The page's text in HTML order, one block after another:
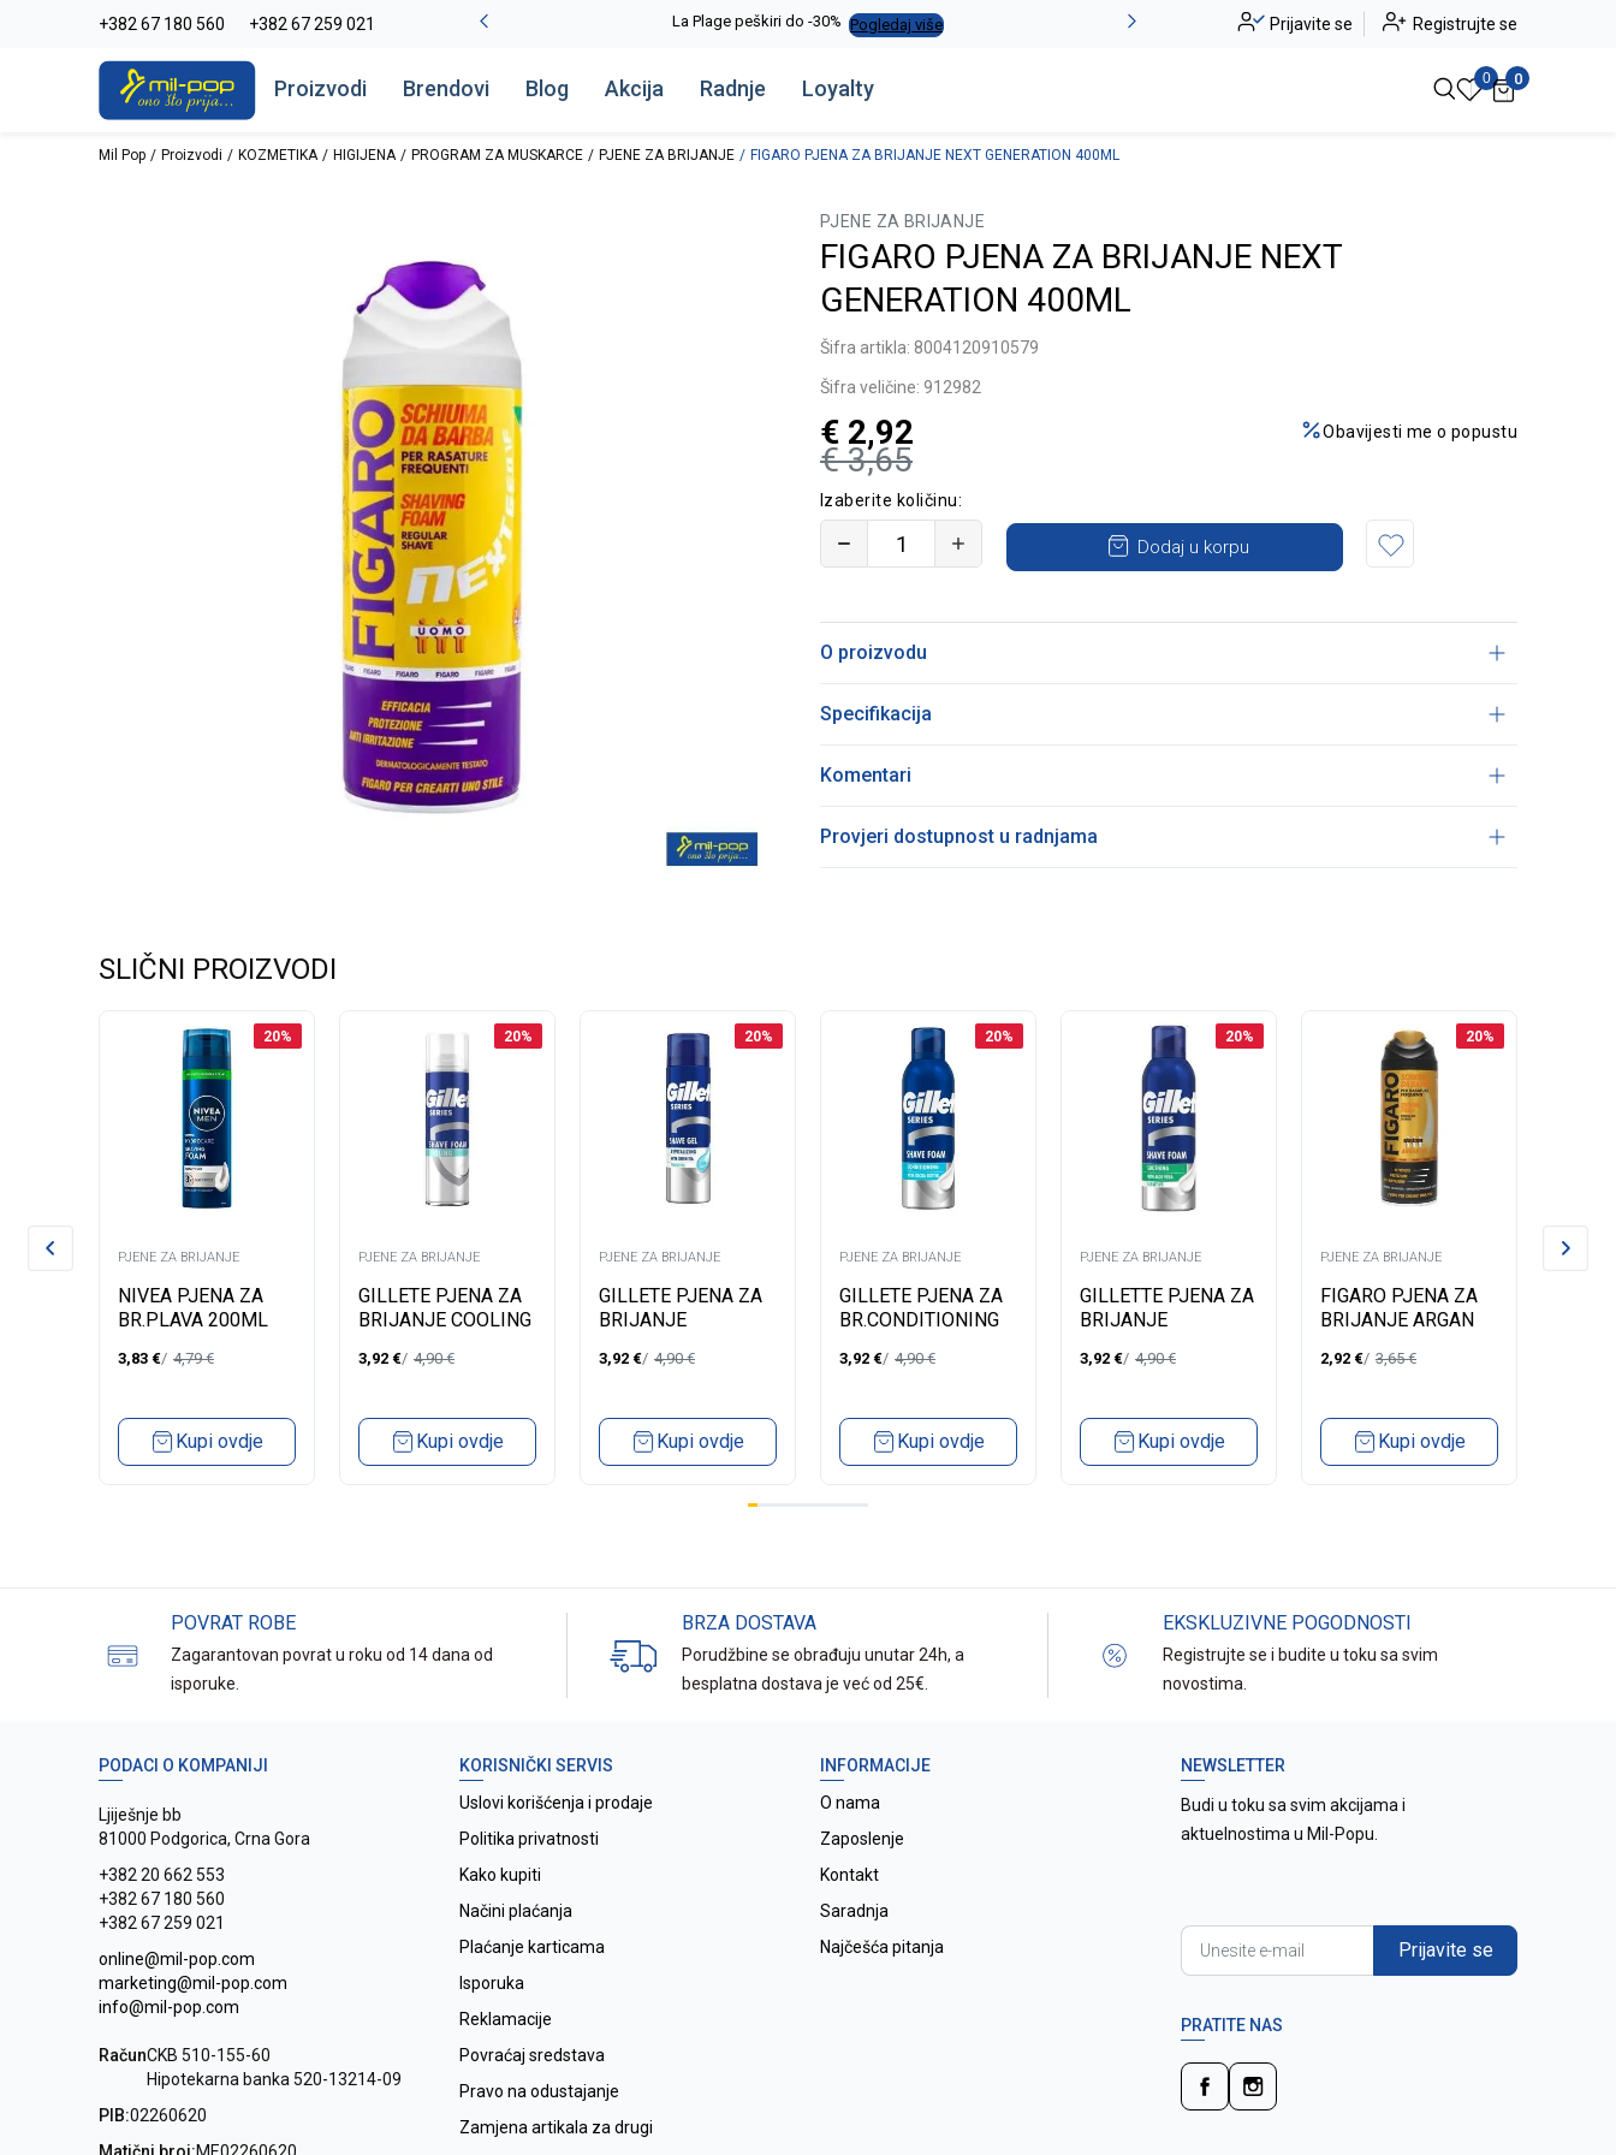
+382 67 180 560 +382 67 259 021
-20% na kompletan asortiman Pogledaj više La Plage peškiri do -30% Pogledaj više Alma Ras do -50% Pogledaj više
Prijavite se Registrujte se
Proizvodi Brendovi Blog Akcija Radnje Loyalty 0 0
Mil Pop Proizvodi KOZMETIKA HIGIJENA PROGRAM ZA MUSKARCE PJENE ZA BRIJANJE FIGARO PJENA ZA BRIJANJE NEXT GENERATION 400ML
PJENE ZA BRIJANJE
FIGARO PJENA ZA BRIJANJE NEXT
GENERATION 400ML
Šifra artikla: 8004120910579
Šifra veličine: 912982
€ 3,65
€ 2,92 Obavijesti me o popustu
Izaberite količinu:
Dodaj u korpu
O proizvodu
Specifikacija
Komentari
Provjeri dostupnost u radnjama
SLIČNI PROIZVODI
20%
PJENE ZA BRIJANJE
NIVEA PJENA ZA
BR.PLAVA 200ML
3,83 € 4,79€
Kupi ovdje
20%
PJENE ZA BRIJANJE
GILLETE PJENA ZA
BRIJANJE COOLING
3,92 € 4,90€
Kupi ovdje
20%
PJENE ZA BRIJANJE
GILLETE PJENA ZA
BRIJANJE
200ML
3,92 € 4,90€
Kupi ovdje
20%
PJENE ZA BRIJANJE
GILLETE PJENA ZA
BR.CONDITIONING
3,92 € 4,90€
Kupi ovdje
20%
PJENE ZA BRIJANJE
GILLETTE PJENA ZA
BRIJANJE
3,92 € 4,90€
Kupi ovdje
20%
PJENE ZA BRIJANJE
FIGARO PJENA ZA
BRIJANJE ARGAN
2,92 € 3,65€
Kupi ovdje
PJENE
POVRAT ROBE
Zagarantovan povrat u roku od 14 dana od
isporuke.
BRZA DOSTAVA
Porudžbine se obrađuju unutar 24h, a
besplatna dostava je već od 25€.
EKSKLUZIVNE POGODNOSTI
Registrujte se i budite u toku sa svim
novostima.
PODACI O KOMPANIJI
Ljiješnje bb
81000 Podgorica, Crna Gora
+382 20 662 553
+382 67 180 560
+382 67 259 021
online@mil-pop.com
marketing@mil-pop.com
info@mil-pop.com
RačunCKB 510-155-60
Hipotekarna banka 520-13214-09
PIB:02260620
KORISNIČKI SERVIS
Uslovi korišćenja i prodaje
Politika privatnosti
Kako kupiti
Načini plaćanja
Plaćanje karticama
Isporuka
Reklamacije
Povraćaj sredstava
Pravo na odustajanje
Zamjena artikala za drugi
INFORMACIJE
O nama
Zaposlenje
Kontakt
Saradnja
Najčešća pitanja
NEWSLETTER
Budi u toku sa svim akcijama i
aktuelnostima u Mil-Popu.
Prijavite se
PRATITE NAS